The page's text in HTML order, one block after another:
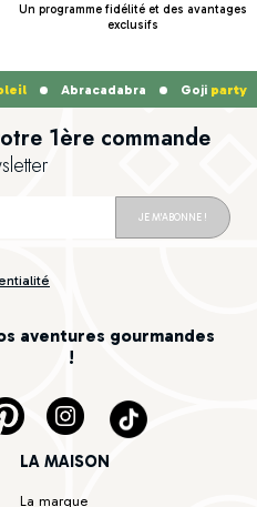
Un programme fidélité et des avantages
exclusifs
Abracadabra Gojiparty
1ère commande
JE M'ABONNE !
aventures gourmandes
!
LA MAISON
La marque